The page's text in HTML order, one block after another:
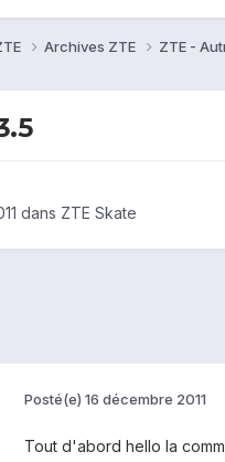
Archives ZTE ZTE -
dans ZTE Skate
Posté(e) 16 décembre 2011
Tout d'abord hello la